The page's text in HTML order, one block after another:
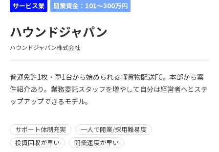
サービス業 開業資金：101～300万円
ハウンドジャパン
ハウンドジャパン株式会社
普通免許1枚・車1台から始められる軽貨物配送FC。本部から案
件紹介あり。業務委託スタッフを増やして自分は経営者へとステ
ップアップできるモデル。
サポート体制充実
一人で開業/採用難易度
投資回収が早い
開業速度が早い